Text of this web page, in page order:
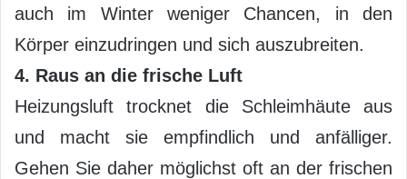
auch im Winter weniger Chancen, in den
Körper einzudringen und sich auszubreiten.
4. Raus an die frische Luft
Heizungsluft trocknet die Schleimhäute aus
und macht sie empfindlich und anfälliger.
Gehen Sie daher möglichst oft an der frischen